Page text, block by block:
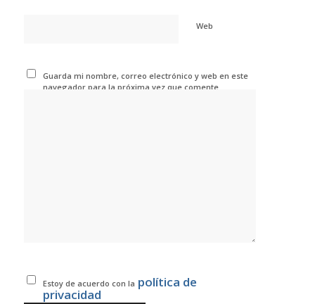
Web
Guarda mi nombre, correo electrónico y web en este
navegador para la próxima vez que comente.
Estoy de acuerdo con la política de
privacidad